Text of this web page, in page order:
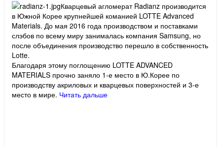
Кварцевый агломерат Radianz производится
в Южной Корее крупнейшей команией LOTTE Advanced
Materials. До мая 2016 года производством и поставками
слэбов по всему миру занималась компания Samsung, но
после объединения производство перешло в собственность
Lotte.
Благодаря этому поглощению LOTTE ADVANCED
MATERIALS прочно заняло 1-е место в Ю.Корее по
производству акриловых и кварцевых поверхностей и 3-е
место в мире. Читать дальше